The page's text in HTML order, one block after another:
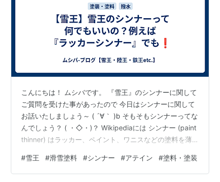
こんにちは！ ムシバです。 『雪王』のシンナーに関して
ご質問を受けた事があったので 今日はシンナーに関して
お話いたしましょう～ ( ´∀｀ )b そもそもシンナーってな
んでしょう？ ( ・◇・)？ Wikipediaには シンナー (paint
thinner) はラッカー、ペイント、ワニスなどの塗料を薄
「うすめ液」とも呼ばれる。英語 thin は「薄める」を意
味する動詞である…。 と､記載されています。 シンナー
#雪王 #滑雪塗料 #シンナー #アテイン #塗料・塗装